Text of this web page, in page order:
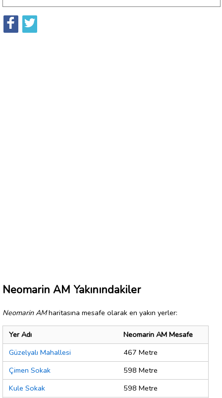
Neomarin AM Yakınındakiler
Neomarin AMharitasına mesafe olarak en yakın yerler:
Yer Adı
Neomarin AM Mesafe
Güzelyalı Mahallesi
467 Metre
Çimen Sokak
598 Metre
Kule Sokak
598 Metre